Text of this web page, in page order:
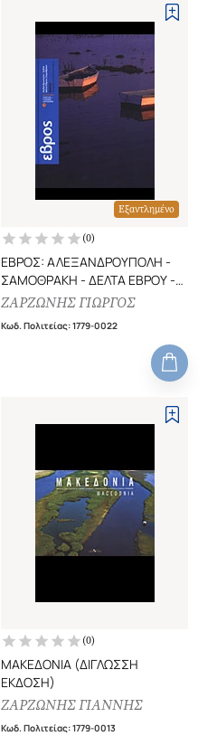
Εξαντλημένο
(0)
ΕΒΡΟΣ: ΑΛΕΞΑΝΔΡΟΥΠΟΛΗ -
ΣΑΜΟΘΡΑΚΗ - ΔΕΛΤΑ ΕΒΡΟΥ -
ΔΑΣΟΣ ΔΑΔΙΑΣ - ΔΙΔΥΜΟΤΕΙΧΟ
ΖΑΡΖΩΝΗΣ ΓΙΩΡΓΟΣ
Κωδ. Πολιτείας:1779-0022
(0)
ΜΑΚΕΔΟΝΙΑ (ΔΙΓΛΩΣΣΗ
ΕΚΔΟΣΗ)
ΖΑΡΖΩΝΗΣ ΓΙΑΝΝΗΣ
Κωδ. Πολιτείας:1779-0013